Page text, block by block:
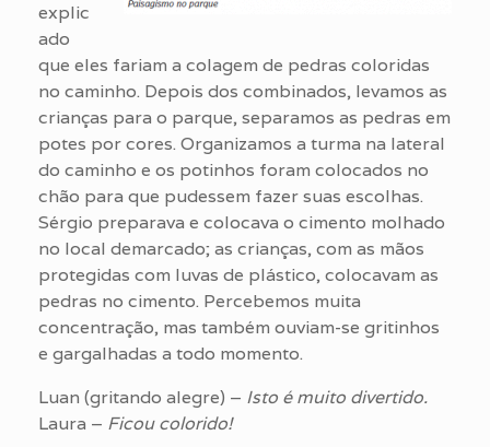
explic
ado
que eles fariam a colagem de pedras coloridas
no caminho. Depois dos combinados, levamos as
crianças para o parque, separamos as pedras em
potes por cores. Organizamos a turma na lateral
do caminho e os potinhos foram colocados no
chão para que pudessem fazer suas escolhas.
Sérgio preparava e colocava o cimento molhado
no local demarcado; as crianças, com as mãos
protegidas com luvas de plástico, colocavam as
pedras no cimento. Percebemos muita
concentração, mas também ouviam-se gritinhos
e gargalhadas a todo momento.
Luan (gritando alegre) – Isto é muito divertido.
Laura – Ficou colorido!